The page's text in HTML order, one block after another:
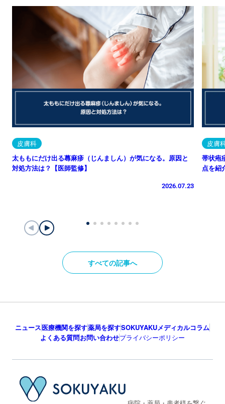
皮膚科
太ももにだけ出る蕁麻疹（じんましん）が気になる。原因と
対処方法は？【医師監修】
2026.07.23
皮膚
帯状疱
点を紹
すべての記事へ
ニュース医療機関を探す薬局を探すSOKUYAKUメディカルコラム
よくある質問お問い合わせプライバシーポリシー